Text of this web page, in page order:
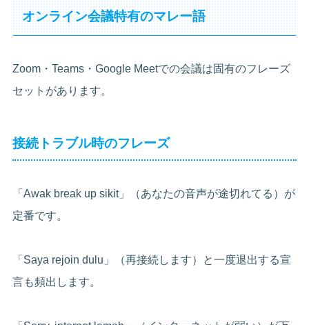
オンライン会議特有のマレー語
Zoom・Teams・Google Meetでの会議は固有のフレーズ
セットがあります。
接続トラブル時のフレーズ
「Awak break up sikit」（あなたの音声が途切れてる）が
定番です。
「Saya rejoin dulu」（再接続します）と一度退出する宣
言も頻出します。